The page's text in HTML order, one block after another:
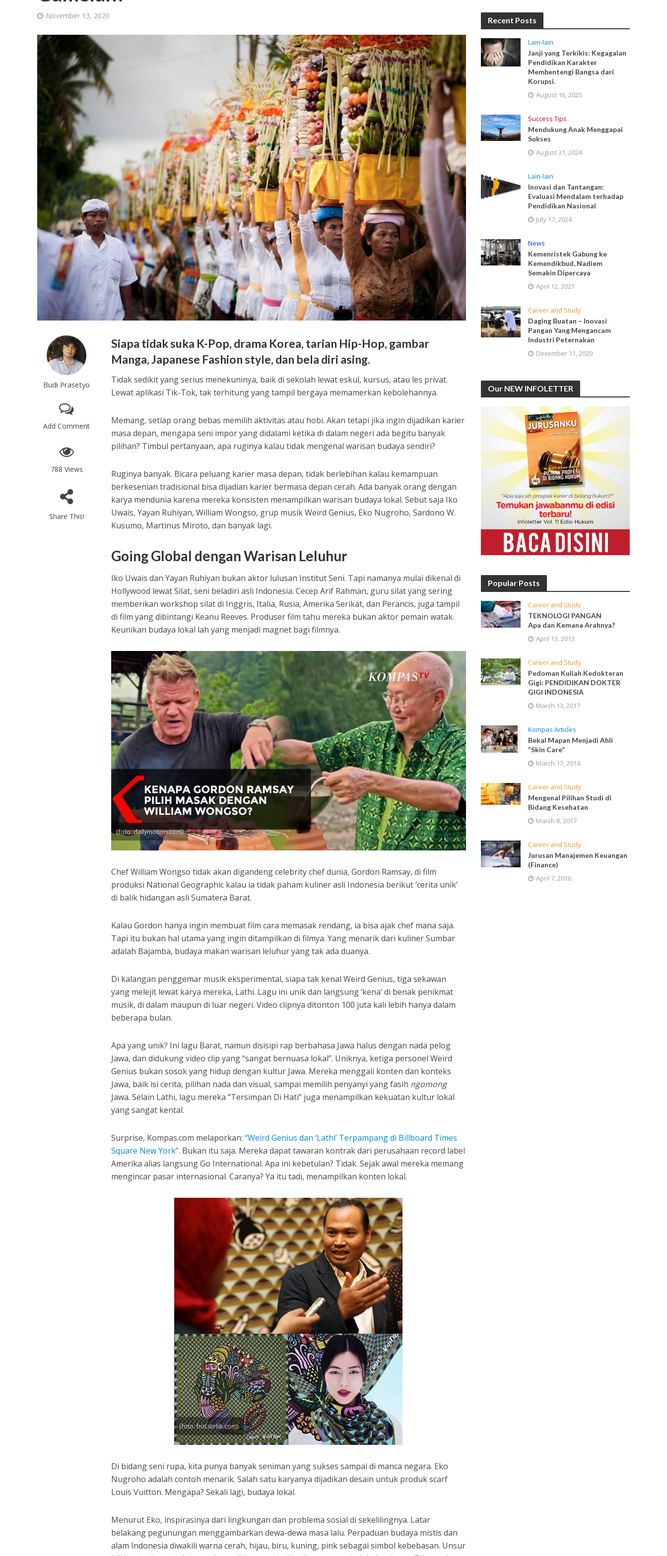
November 13, 2020
Budi Prasetyo
Add Comment
788 Views
Share This!
Siapa tidak suka K-Pop, drama Korea, tarian Hip-Hop, gambar
Manga, Japanese Fashion style, dan bela diri asing.
Tidak sedikit yang serius menekuninya, baik di sekolah lewat eskul, kursus, atau les privat.
Lewat aplikasi Tik-Tok, tak terhitung yang tampil bergaya memamerkan kebolehannya.
Memang, setiap orang bebas memilih aktivitas atau hobi. Akan tetapi jika ingin dijadikan karier
masa depan, mengapa seni impor yang didalami ketika di dalam negeri ada begitu banyak
pilihan? Timbul pertanyaan, apa ruginya kalau tidak mengenal warisan budaya sendiri?
Ruginya banyak. Bicara peluang karier masa depan, tidak berlebihan kalau kemampuan
berkesenian tradisional bisa dijadian karier bermasa depan cerah. Ada banyak orang dengan
karya mendunia karena mereka konsisten menampilkan warisan budaya lokal. Sebut saja Iko
Uwais, Yayan Ruhiyan, William Wongso, grup musik Weird Genius, Eko Nugroho, Sardono W.
Kusumo, Martinus Miroto, dan banyak lagi.
Going Global dengan Warisan Leluhur
Iko Uwais dan Yayan Ruhiyan bukan aktor lulusan Institut Seni. Tapi namanya mulai dikenal di
Hollywood lewat Silat, seni beladiri asli Indonesia. Cecep Arif Rahman, guru silat yang sering
memberikan workshop silat di Inggris, Italia, Rusia, Amerika Serikat, dan Perancis, juga tampil
di film yang dibintangi Keanu Reeves. Produser film tahu mereka bukan aktor pemain watak.
Keunikan budaya lokal lah yang menjadi magnet bagi filmnya.
(foto: dailymotion.com)
Chef William Wongso tidak akan digandeng celebrity chef dunia, Gordon Ramsay, di film
produksi National Geographic kalau ia tidak paham kuliner asli Indonesia berikut ‘cerita unik’
di balik hidangan asli Sumatera Barat.
Kalau Gordon hanya ingin membuat film cara memasak rendang, ia bisa ajak chef mana saja.
Tapi itu bukan hal utama yang ingin ditampilkan di filmya. Yang menarik dari kuliner Sumbar
adalah Bajamba, budaya makan warisan leluhur yang tak ada duanya.
Di kalangan penggemar musik eksperimental, siapa tak kenal Weird Genius, tiga sekawan
yang melejit lewat karya mereka, Lathi. Lagu ini unik dan langsung ‘kena’ di benak penikmat
musik, di dalam maupun di luar negeri. Video clipnya ditonton 100 juta kali lebih hanya dalam
beberapa bulan.
Apa yang unik? Ini lagu Barat, namun disisipi rap berbahasa Jawa halus dengan nada pelog
Jawa, dan didukung video clip yang “sangat bernuasa lokal”. Uniknya, ketiga personel Weird
Genius bukan sosok yang hidup dengan kultur Jawa. Mereka menggali konten dan konteks
Jawa, baik isi cerita, pilihan nada dan visual, sampai memilih penyanyi yang fasih ngomong
Jawa. Selain Lathi, lagu mereka “Tersimpan Di Hati” juga menampilkan kekuatan kultur lokal
yang sangat kental.
Surprise, Kompas.com melaporkan: “Weird Genius dan ‘Lathi’ Terpampang di Billboard Times
Square New York”. Bukan itu saja. Mereka dapat tawaran kontrak dari perusahaan record label
Amerika alias langsung Go International. Apa ini kebetulan? Tidak. Sejak awal mereka memang
mengincar pasar internasional. Caranya? Ya itu tadi, menampilkan konten lokal.
(foto: hot.detik.com)
Di bidang seni rupa, kita punya banyak seniman yang sukses sampai di manca negara. Eko
Nugroho adalah contoh menarik. Salah satu karyanya dijadikan desain untuk produk scarf
Louis Vuitton. Mengapa? Sekali lagi, budaya lokal.
Menurut Eko, inspirasinya dari lingkungan dan problema sosial di sekelilingnya. Latar
belakang pegunungan menggambarkan dewa-dewa masa lalu. Perpaduan budaya mistis dan
alam Indonesia diwakili warna cerah, hijau, biru, kuning, pink sebagai simbol kebebasan. Unsur
Recent Posts
Lain-lain
Janji yang Terkikis: Kegagalan
Pendidikan Karakter
Membentengi Bangsa dari
Korupsi.
August 16, 2025
Success Tips
Mendukung Anak Menggapai
Sukses
August 31, 2024
Lain-lain
Inovasi dan Tantangan:
Evaluasi Mendalam terhadap
Pendidikan Nasional
July 17, 2024
News
Kemenristek Gabung ke
Kemendikbud, Nadiem
Semakin Dipercaya
April 12, 2021
Career and Study
Daging Buatan – Inovasi
Pangan Yang Mengancam
Industri Peternakan
December 11, 2020
Our NEW INFOLETTER
Popular Posts
Career and Study
TEKNOLOGI PANGAN
Apa dan Kemana Arahnya?
April 13, 2013
Career and Study
Pedoman Kuliah Kedokteran
Gigi: PENDIDIKAN DOKTER
GIGI INDONESIA
March 13, 2017
Kompas Articles
Bekal Mapan Menjadi Ahli
“Skin Care”
March 17, 2014
Career and Study
Mengenal Pilihan Studi di
Bidang Kesehatan
March 8, 2017
Career and Study
Jurusan Manajemen Keuangan
(Finance)
April 7, 2016